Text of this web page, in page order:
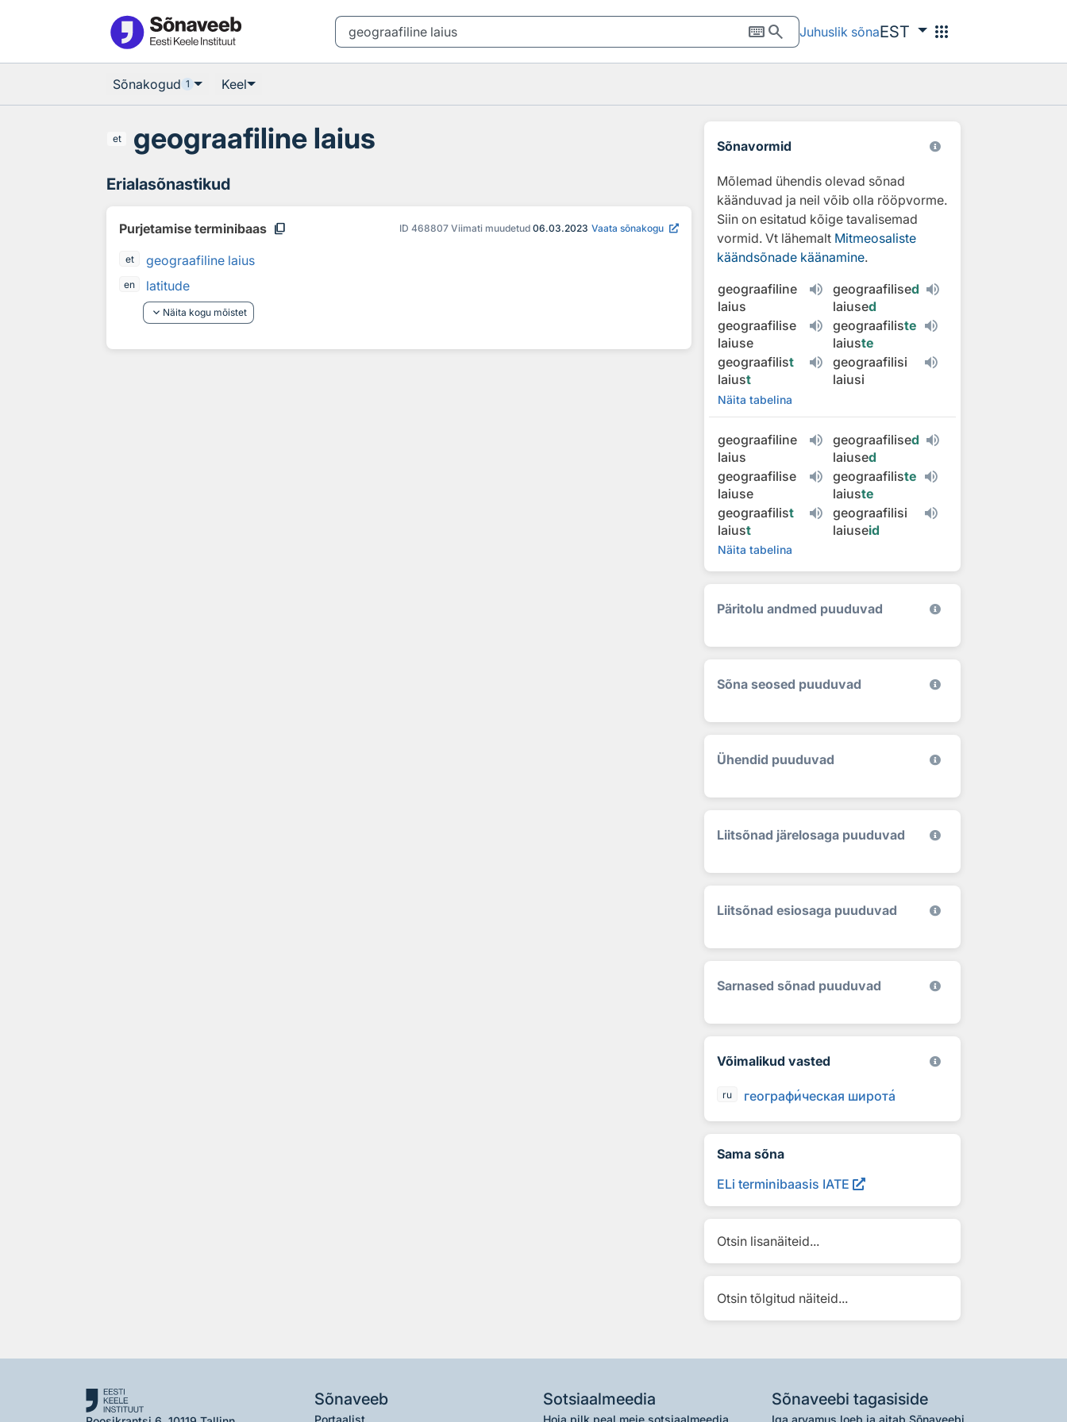
keyboardsearch Juhuslik sõnaEST apps
Sõnakogud 1 Keel
et geograafiline laius
Erialasõnastikud
Purjetamise terminibaas content_copy ID 468807 Viimati muudetud 06.03.2023 Vaata sõnakogu
et geograafiline laius
en
latitude
keyboard_arrow_down Näita kogu mõistet
Sõnavormid
Mõlemad ühendis olevad sõnad
käänduvad ja neil võib olla rööpvorme.
Siin on esitatud kõige tavalisemad
vormid. Vt lähemalt Mitmeosaliste
käändsõnade käänamine.
geograafiline
laius
geograafilised
laiused
geograafilise
laiuse
geograafiliste
laiuste
geograafilist
laiust
geograafilisi
laiusi
Näita tabelina
geograafiline
laius
geograafilised
laiused
geograafilise
laiuse
geograafiliste
laiuste
geograafilist
laiust
geograafilisi
laiuseid
Näita tabelina
Päritolu andmed puuduvad
Sõna seosed puuduvad
Ühendid puuduvad
Liitsõnad järelosaga puuduvad
Liitsõnad esiosaga puuduvad
Sarnased sõnad puuduvad
Võimalikud vasted
ru географическая широта
Sama sõna
ELi terminibaasis IATE
Otsin lisanäiteid...
Otsin tõlgitud näiteid...
Sõnaveeb Sotsiaalmeedia Sõnaveebi tagasiside